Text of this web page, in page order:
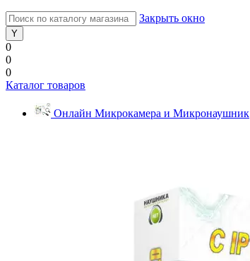
Закрыть окно
0
0
0
Каталог товаров
Онлайн Микрокамера и Микронаушник